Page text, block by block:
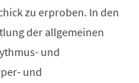
zu erproben. In den
der allgemeinen
und
und